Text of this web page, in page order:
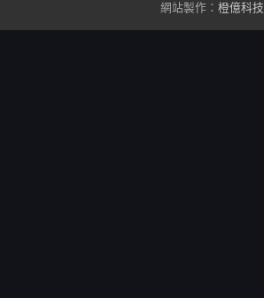
網站製作： 橙億科技